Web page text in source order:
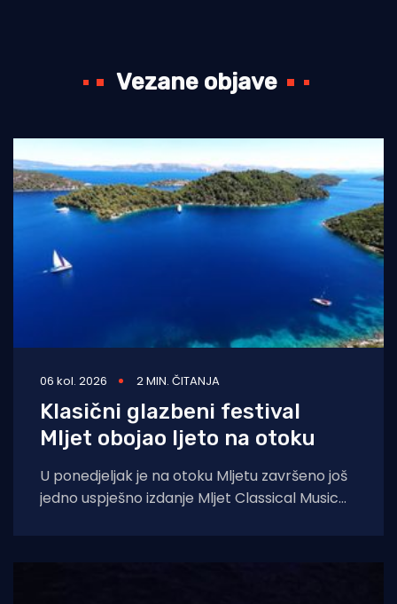
Vezane objave
06 kol. 2026 2 MIN. ČITANJA
Klasični glazbeni festival
Mljet obojao ljeto na otoku
U ponedjeljak je na otoku Mljetu završeno još
jedno uspješno izdanje Mljet Classical Music